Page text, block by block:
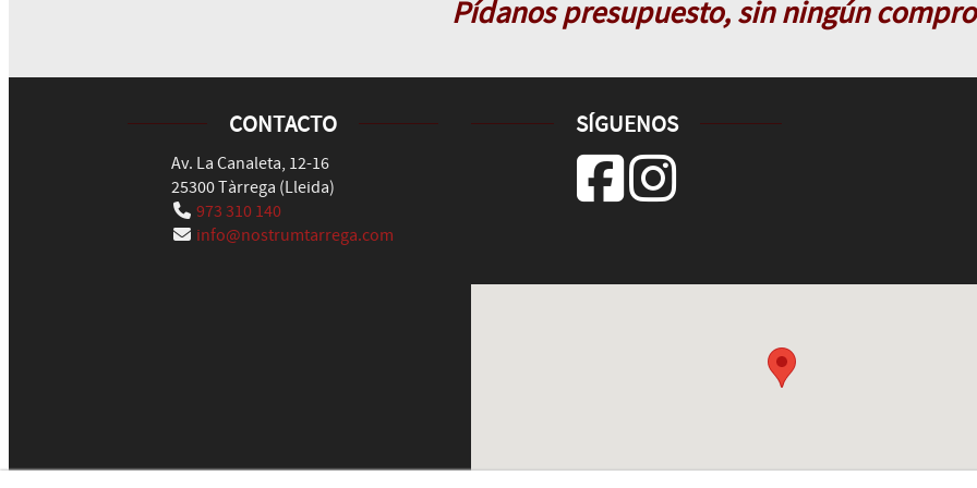
Pídanos presupuesto, sin ningún
CONTACTO
Av. La Canaleta, 12-16
25300Tàrrega (Lleida)
973 310 140
info@nostrumtarrega.com
SÍGUENOS